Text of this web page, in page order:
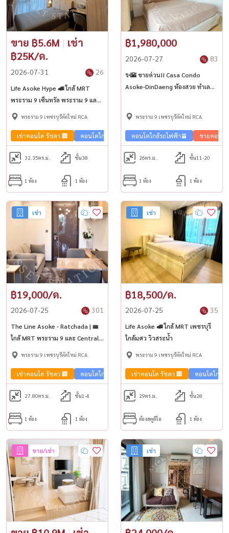
ขาย ฿5.6M | เช่า
฿25K/ด.
2026-07-31 26
Life Asoke Hype 🚅 ใกล้ MRT
พระราม 9 เซ็นทรัล พระราม 9 และ
Fortune Town
พระราม 9 เพชรบุรีตัดใหม่ RCA
เช่าคอนโด รัชดา 🏢 คอนโดใกล้รถไฟฟ้า🚈 ขายคอนโด รัชดา 🏢
32.35ตร.ม. ชั้น38
1 ห้อง 1 ห้อง
฿1,980,000
2026-07-27 83
✨🌇 ขายด่วน!! Casa Condo
Asoke-DinDaeng ห้องสวย ทำเล
พระราม 9 เพชรบุรีตัดใหม่ RCA
คอนโดใกล้รถไฟฟ้า🚈 ขายคอนโ
26ตร.ม. ชั้น11-20
1 ห้อง 1 ห้อง
เช่า
฿19,000/ด.
2026-07-25 301
The Line Asoke - Ratchada | 🚝
ใกล้ MRT พระราม 9 และ Central
Rama 9
พระราม 9 เพชรบุรีตัดใหม่ RCA
เช่าคอนโด รัชดา 🏢 คอนโดใกล้รถไฟฟ้า🚈
27.80ตร.ม. ชั้น1-4
1 ห้อง 1 ห้อง
เช่า
฿18,500/ด.
2026-07-25 35
Life Asoke 🚅 ใกล้ MRT เพชรบุรี
ใกล้มศว วิวสระน้ำ
พระราม 9 เพชรบุรีตัดใหม่ RCA
เช่าคอนโด รัชดา 🏢 คอนโดใกล้ร
29ตร.ม. ชั้น28
ห้องสตูดิโอ 1 ห้อง
ขาย/เช่า เช่า